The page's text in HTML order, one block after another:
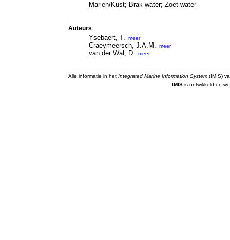
Marien/Kust; Brak water; Zoet water
Auteurs
Ysebaert, T. meer
Craeymeersch, J.A.M. meer
van der Wal, D. meer
Alle informatie in het Integrated Marine Information System (IMIS)
IMIS is ontwikkeld en